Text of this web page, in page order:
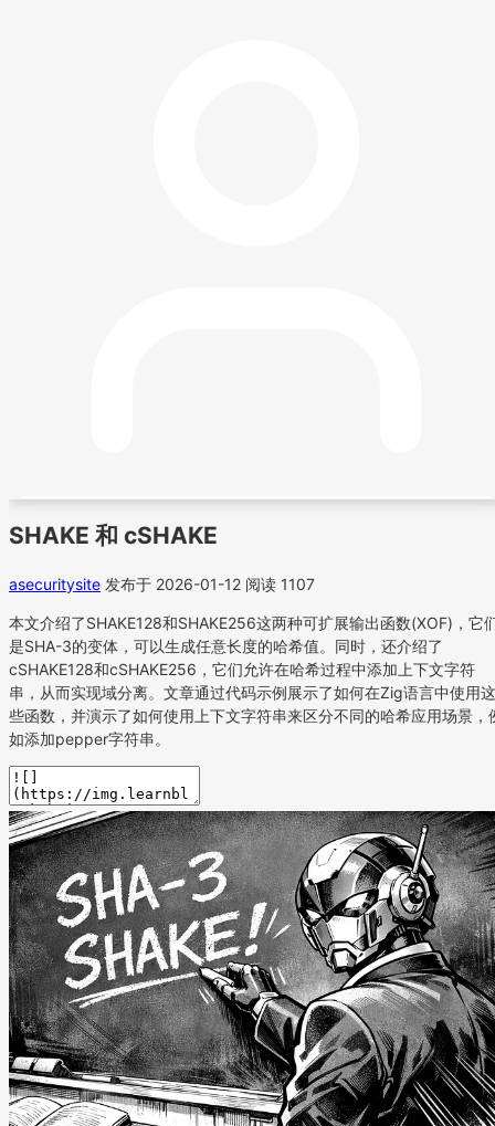
SHAKE 和 cSHAKE
asecuritysite 发布于 2026-01-12 阅读 1107
本文介绍了SHAKE128和SHAKE256这两种可扩展输出函数(XOF)，它
是SHA-3的变体，可以生成任意长度的哈希值。同时，还介绍了
cSHAKE128和cSHAKE256，它们允许在哈希过程中添加上下文字符
串，从而实现域分离。文章通过代码示例展示了如何在Zig语言中使用这
些函数，并演示了如何使用上下文字符串来区分不同的哈希应用场景，
如添加pepper字符串。